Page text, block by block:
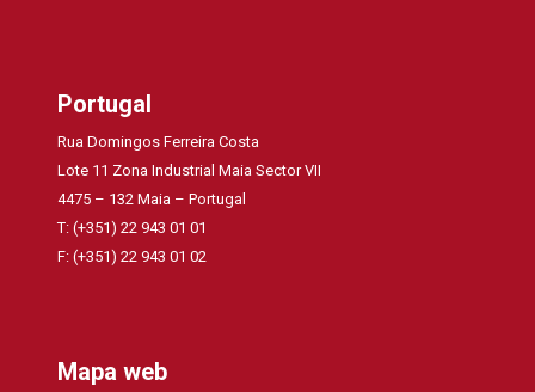
Portugal
Rua Domingos Ferreira Costa
Lote 11 Zona Industrial Maia Sector VII
4475 – 132 Maia – Portugal
T: (+351) 22 943 01 01
F: (+351) 22 943 01 02
Mapa web